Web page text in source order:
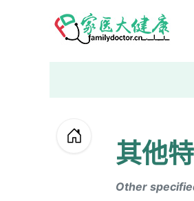
其他
Other